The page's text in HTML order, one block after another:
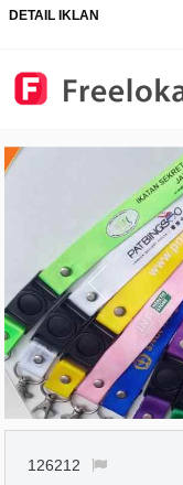
DETAIL IKLAN
126212